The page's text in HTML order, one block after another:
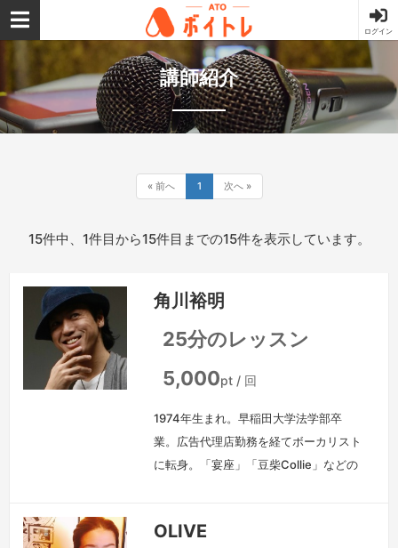
ATOボイトレ
ログイン
講師紹介
« 前へ 1 次へ »
15件中、1件目から15件目までの15件を表示しています。
角川裕明
25分のレッスン
5,000pt / 回
1974年生まれ。早稲田大学法学部卒
業。広告代理店勤務を経てボーカリスト
に転身。「宴座」「豆柴Collie」などの
『エリザベート』『オーシャンズ11』な
OLIVE